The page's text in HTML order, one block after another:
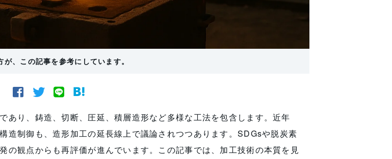
、この記事を参考にしています。
あり、鋳造、切断、圧延、積層造形など多様な工法を包含します。近年
造制御も、造形加工の延長線上で議論されつつあります。SDGsや脱炭素
の観点からも再評価が進んでいます。この記事では、加工技術の本質を見